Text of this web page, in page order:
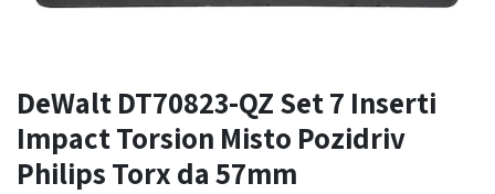
DeWalt DT70823-QZ Set 7 Inserti
Impact Torsion Misto Pozidriv
Philips Torx da 57mm